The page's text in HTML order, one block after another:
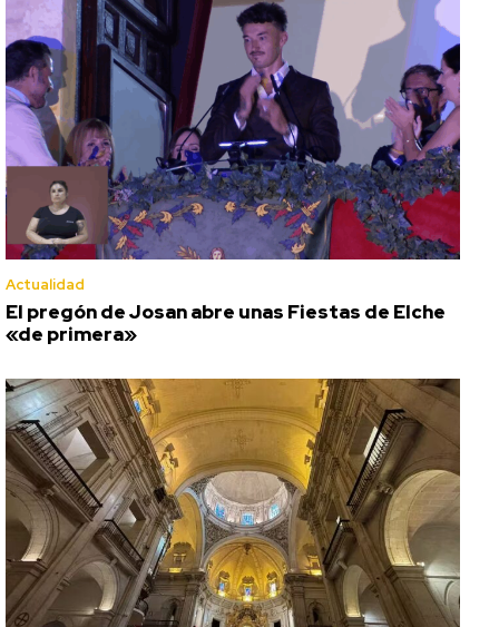
Actualidad
El pregón de Josan abre unas Fiestas de Elche
«de primera»